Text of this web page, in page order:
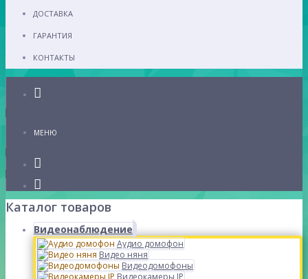
ДОСТАВКА
ГАРАНТИЯ
КОНТАКТЫ
МЕНЮ
Каталог товаров
Видеонаблюдение
Аудио домофон
Видео няня
Видеодомофоны
Видеокамеры IP